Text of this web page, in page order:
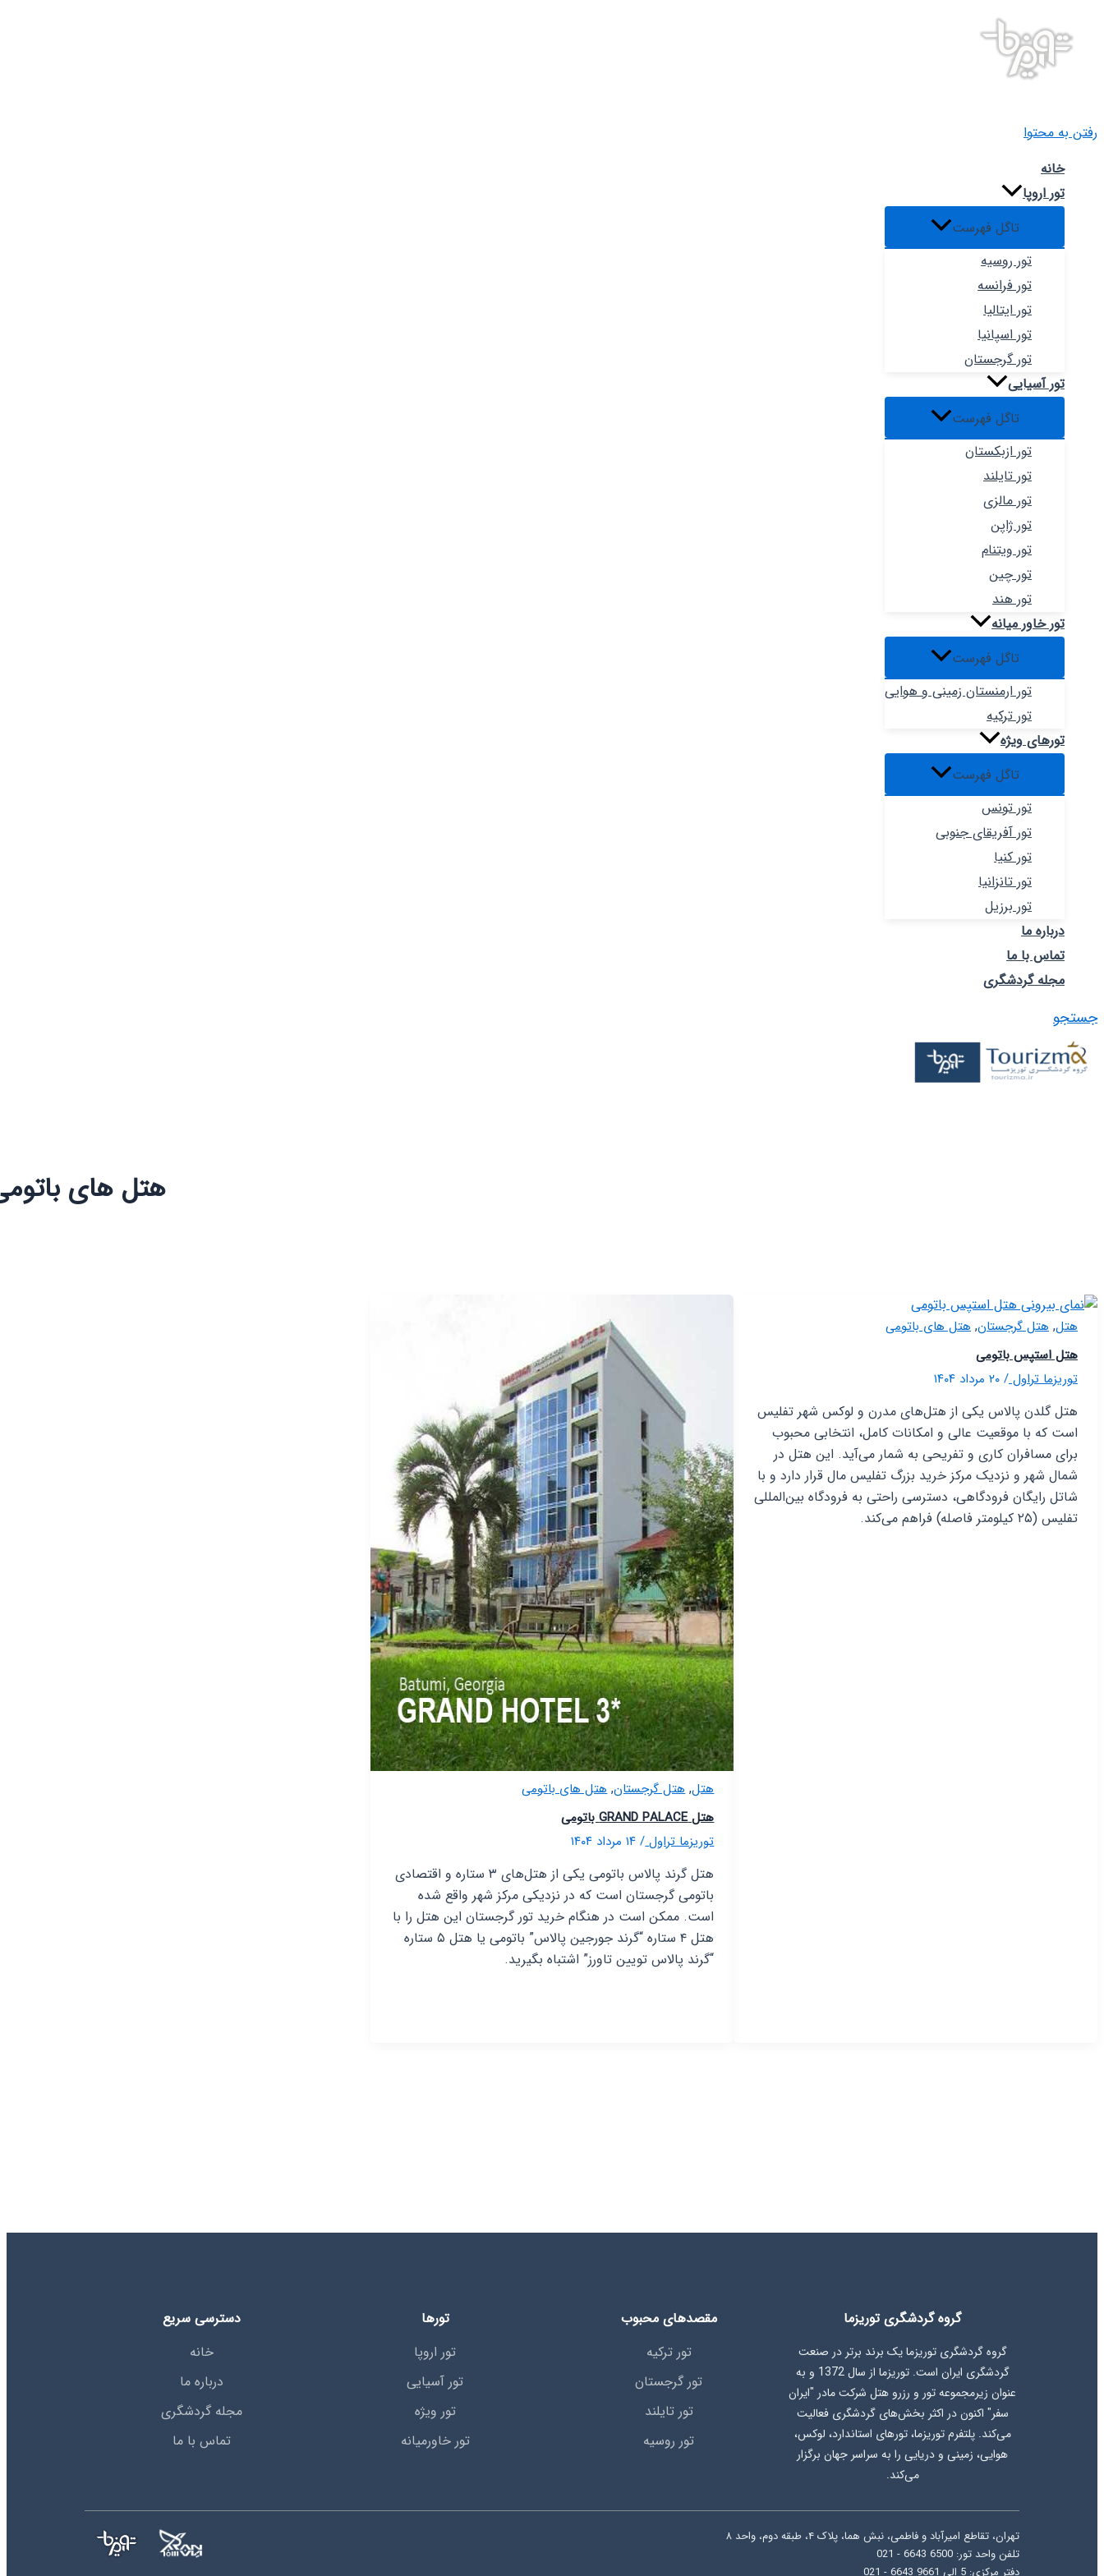
رفتن به محتوا
خانه
تور اروپا
تاگل فهرست
تور روسیه
تور فرانسه
تور ایتالیا
تور اسپانیا
تور گرجستان
تور آسیایی
تاگل فهرست
تور ازبکستان
تور تایلند
تور مالزی
تور ژاپن
تور ویتنام
تور چین
تور هند
تور خاور میانه
تاگل فهرست
تور ارمنستان زمینی و هوایی
تور ترکیه
تورهای ویژه
تاگل فهرست
تور تونس
تور آفریقای جنوبی
تور کنیا
تور تانزانیا
تور برزیل
درباره ما
تماس با ما
مجله گردشگری
جستجو
هتل های
هتل, هتل گرجستان, هتل های باتومی
هتل استپس باتومی
توریزما تراول/ ۲۰ مرداد ۱۴۰۴
هتل گلدن پالاس یکی از هتل‌های مدرن و لوکس شهر تفلیس
است که با موقعیت عالی و امکانات کامل، انتخابی محبوب
برای مسافران کاری و تفریحی به شمار می‌آید. این هتل در
شمال شهر و نزدیک مرکز خرید بزرگ تفلیس مال قرار دارد و با
شاتل رایگان فرودگاهی، دسترسی راحتی به فرودگاه بین‌المللی
تفلیس (۲۵ کیلومتر فاصله) فراهم می‌کند.
هتل,هتل گرجستان,هتل های باتومی
هتل GRAND PALACE باتومی
توریزما تراول/ ۱۴ مرداد ۱۴۰۴
هتل گرند پالاس باتومی یکی از هتل‌های ۳ ستاره و اقتصادی
باتومی گرجستان است که در نزدیکی مرکز شهر واقع شده
است. ممکن است در هنگام خرید تور گرجستان این هتل را با
هتل ۴ ستاره “گرند جورجین پالاس” باتومی یا هتل ۵ ستاره
“گرند پالاس تویین تاورز” اشتباه بگیرید.
گروه گردشگری توریزما
گروه گردشگری توریزما یک برند برتر در صنعت
گردشگری ایران است. توریزما از سال 1372 و به
عنوان زیرمجموعه تور و رزرو هتل شرکت مادر "ایران
سفر" اکنون در اکثر بخش‌های گردشگری فعالیت
می‌کند. پلتفرم توریزما، تورهای استاندارد، لوکس،
هوایی، زمینی و دریایی را به سراسر جهان برگزار
می‌کند.
مقصدهای محبوب
تور ترکیه
تور گرجستان
تور تایلند
تور روسیه
تورها
تور اروپا
تور آسیایی
تور ویژه
تور خاورمیانه
دسترسی سریع
خانه
درباره ما
مجله گردشگری
تماس با ما
تهران، تقاطع امیرآباد و فاطمی، نبش هما، پلاک ۴، طبقه دوم، واحد ۸
تلفن واحد تور: 6500 6643 - 021
دفتر مرکزی: 5 الی 9661 6643 - 021